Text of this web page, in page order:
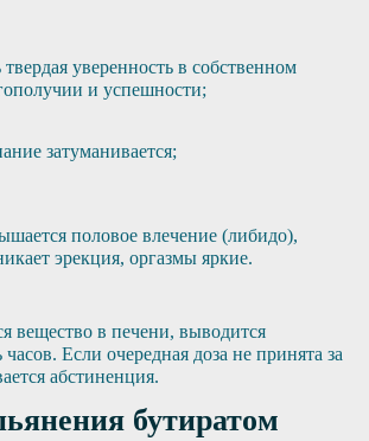
твердая уверенность в собственном
и успешности;
затуманивается;
половое влечение (либидо),
эрекция, оргазмы яркие.
вещество в печени, выводится
Если очередная доза не принята за
абстиненция.
бутиратом